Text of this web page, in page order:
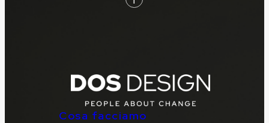
Cosa facciamo